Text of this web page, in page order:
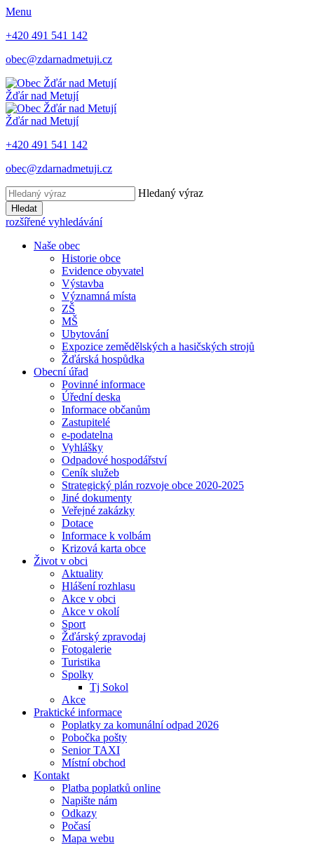
Menu
+420 491 541 142
obec@zdarnadmetuji.cz
Žďár nad Metují
Žďár nad Metují
+420 491 541 142
obec@zdarnadmetuji.cz
Hledaný výraz
Hledat
rozšířené vyhledávání
Naše obec
Historie obce
Evidence obyvatel
Výstavba
Významná místa
ZŠ
MŠ
Ubytování
Expozice zemědělských a hasičských strojů
Žďárská hospůdka
Obecní úřad
Povinné informace
Úřední deska
Informace občanům
Zastupitelé
e-podatelna
Vyhlášky
Odpadové hospodářství
Ceník služeb
Strategický plán rozvoje obce 2020-2025
Jiné dokumenty
Veřejné zakázky
Dotace
Informace k volbám
Krizová karta obce
Život v obci
Aktuality
Hlášení rozhlasu
Akce v obci
Akce v okolí
Sport
Žďárský zpravodaj
Fotogalerie
Turistika
Spolky
Tj Sokol
Akce
Praktické informace
Poplatky za komunální odpad 2026
Pobočka pošty
Senior TAXI
Místní obchod
Kontakt
Platba poplatků online
Napište nám
Odkazy
Počasí
Mapa webu